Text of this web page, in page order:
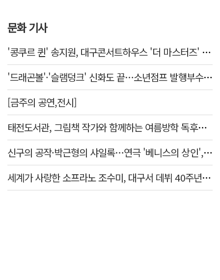
문화 기사
'콩쿠르 퀸' 송지원, 대구콘서트하우스 '더 마스터즈' 무대 오른다
'드래곤볼'·'슬램덩크' 신화도 끝…소년점프 발행부수 100만부 붕괴
[금주의 공연,전시]
태전도서관, 그림책 작가와 함께하는 여름방학 독후체험 운영
신구의 공작·박근형의 샤일록…연극 '베니스의 상인', 28·29일 대구 공연
세계가 사랑한 소프라노 조수미, 대구서 데뷔 40주년 기념 무대